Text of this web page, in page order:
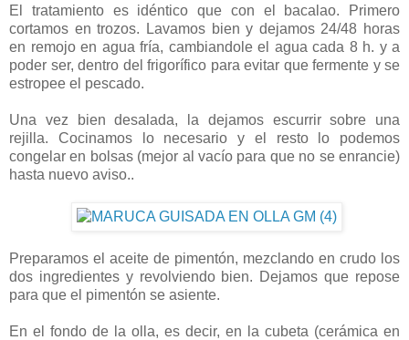
El tratamiento es idéntico que con el bacalao. Primero
cortamos en trozos. Lavamos bien y dejamos 24/48 horas
en remojo en agua fría, cambiandole el agua cada 8 h. y a
poder ser, dentro del frigorífico para evitar que fermente y se
estropee el pescado.
Una vez bien desalada, la dejamos escurrir sobre una
rejilla. Cocinamos lo necesario y el resto lo podemos
congelar en bolsas (mejor al vacío para que no se enrancie)
hasta nuevo aviso..
Preparamos el aceite de pimentón, mezclando en crudo los
dos ingredientes y revolviendo bien. Dejamos que repose
para que el pimentón se asiente.
En el fondo de la olla, es decir, en la cubeta (cerámica en